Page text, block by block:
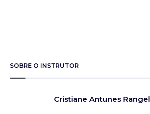
SOBRE O INSTRUTOR
Cristiane Antunes Rangel